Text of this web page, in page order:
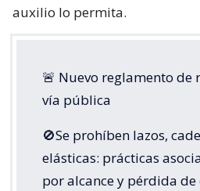
auxilio lo permita.
🚨 Nuevo reglamento de
vía pública
🚫Se prohíben lazos,
elásticas: prácticas
por alcance y pérdida de